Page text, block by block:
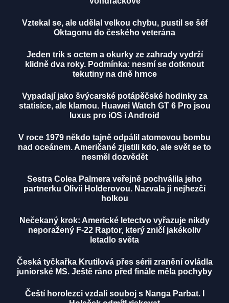
Vztekal se, ale udělal velkou chybu, pustil se šéf
Oktagonu do českého veterána
Jeden trik s octem a okurky ze zahrady vydrží
klidně dva roky. Podmínka: nesmí se dotknout
tekutiny na dně hrnce
Vypadají jako švýcarské potápěčské hodinky za
statisíce, ale klamou. Huawei Watch GT 6 Pro jsou
luxus pro iOS i Android
V roce 1979 někdo tajně odpálil atomovou bombu
nad oceánem. Američané zjistili kdo, ale svět se to
nesměl dozvědět
Sestra Colea Palmera veřejně pochválila jeho
partnerku Olivii Holderovou. Nazvala ji nejhezčí
holkou
Nečekaný krok: Americké letectvo vyřazuje nikdy
neporažený F-22 Raptor, který zničí jakékoliv
letadlo světa
Česká tyčkařka Krutilová přes sérii zranění ovládla
juniorské MS. Ještě ráno před finále měla pochyby
Čeští horolezci vzdali souboj s Nanga Parbat. I